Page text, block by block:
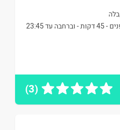
23:45
(3)